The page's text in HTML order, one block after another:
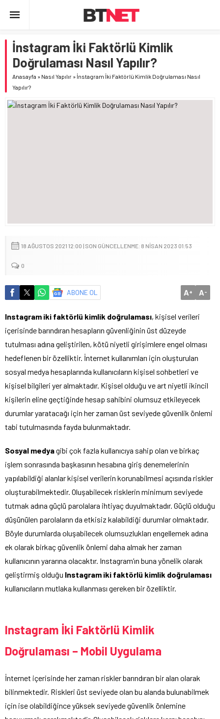
İnstagram İki Faktörlü Kimlik
Doğrulaması Nasıl Yapılır?
Anasayfa » Nasıl Yapılır » İnstagram İki Faktörlü Kimlik Doğrulaması Nasıl
Yapılır?
18 AĞUSTOS 2021 12:00 | SON GÜNCELLENME: 8 NISAN 2023 01:53
0
ABONE OL A+ A-
Instagram iki faktörlü kimlik doğrulaması, kişisel verileri
içerisinde barındıran hesapların güvenliğinin üst düzeyde
tutulması adına geliştirilen, kötü niyetli girişimlere engel olması
hedeflenen bir özelliktir. İnternet kullanımları için oluşturulan
sosyal medya hesaplarında kullanıcıların kişisel sohbetleri ve
kişisel bilgileri yer almaktadır. Kişisel olduğu ve art niyetli ikincil
kişilerin eline geçtiğinde hesap sahibini olumsuz etkileyecek
durumlar yaratacağı için her zaman üst seviyede güvenlik önlemi
tabi tutulmasında fayda bulunmaktadır.
Sosyal medyagibi çok fazla kullanıcıya sahip olan ve birkaç
işlem sonrasında başkasının hesabına giriş denemelerinin
yapılabildiği alanlar kişisel verilerin korunabilmesi açısında riskler
oluşturabilmektedir. Oluşabilecek risklerin minimum seviyede
tutmak adına güçlü parolalara ihtiyaç duyulmaktadır. Güçlü olduğu
düşünülen parolaların da etkisiz kalabildiği durumlar olmaktadır.
Böyle durumlarda oluşabilecek olumsuzlukları engellemek adına
ek olarak birkaç güvenlik önlemi daha almak her zaman
kullanıcının yararına olacaktır. Instagram’ın buna yönelik olarak
geliştirmiş olduğu Instagram iki faktörlü kimlik doğrulaması
kullanıcıların mutlaka kullanması gereken bir özelliktir.
Instagram İki Faktörlü Kimlik
Doğrulaması – Mobil Uygulama
İnternet içerisinde her zaman riskler barındıran bir alan olarak
bilinmektedir. Riskleri üst seviyede olan bu alanda bulunabilmek
için ise olabildiğince yüksek seviyede güvenlik önlemine